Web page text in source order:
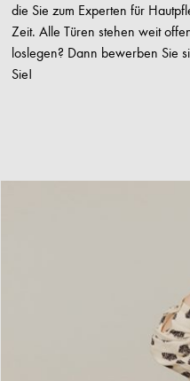
die Sie zum Experten für
Zeit. Alle Türen stehen weit
loslegen? Dann bewerben Sie
Sie!